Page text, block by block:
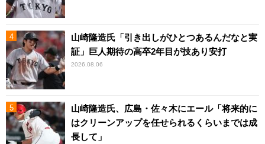
山崎隆造氏「引き出しがひとつあるんだなと実
証」巨人期待の高卒2年目が技あり安打
2026.08.06
山崎隆造氏、広島・佐々木にエール「将来的に
はクリーンアップを任せられるくらいまでは成
長して」